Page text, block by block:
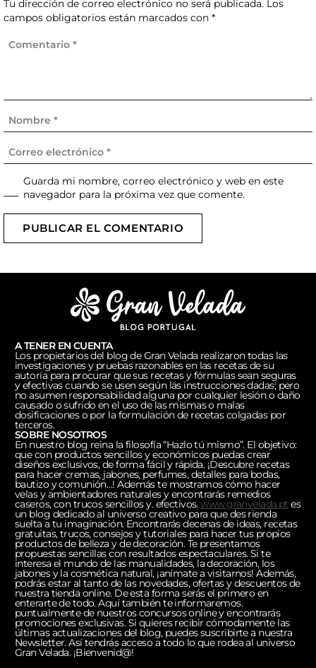
Tu dirección de correo electrónico no será publicada. Los
campos obligatorios están marcados con *
Guarda mi nombre, correo electrónico y web en este
navegador para la próxima vez que comente.
PUBLICAR EL COMENTARIO
A TENER EN CUENTA
Los propietarios del blog de Gran Velada realizaron todas las
investigaciones y pruebas razonables en las recetas de su
autoría para procurar que sus recetas y fórmulas sean seguras
y efectivas cuando se usen según las instrucciones dadas; pero
no asumen responsabilidad alguna por cualquier lesión o daño
causado o sufrido en el uso de las mismas o malas
dosificaciones o por la formulación de recetas colgadas por
terceros.
SOBRE NOSOTROS
En nuestro blog reina la filosofía “Hazlo tú mismo”. El objetivo:
que con productos sencillos y económicos puedas crear
diseños exclusivos, de forma fácil y rápida. ¡Descubre recetas
para hacer cremas, jabones, perfumes, detalles para bodas,
bautizo y comunión…! Además te mostramos cómo hacer
velas y ambientadores naturales y encontrarás remedios
caseros, con trucos sencillos y. efectivos.www.granvelada.pt es
un blog dedicado al universo creativo para que des rienda
suelta a tu imaginación. Encontrarás decenas de ideas, recetas
gratuitas, trucos, consejos y tutoriales para hacer tus propios
productos de belleza y de decoración. Te presentamos
propuestas sencillas con resultados espectaculares. Si te
interesa el mundo de las manualidades, la decoración, los
jabones y la cosmética natural, ¡anímate a visitarnos! Además,
podrás estar al tanto de las novedades, ofertas y descuentos de
nuestra tienda online. De esta forma serás el primero en
enterarte de todo. Aquí también te informaremos.
puntualmente de nuestros concursos online y encontrarás
promociones exclusivas. Si quieres recibir cómodamente las
últimas actualizaciones del blog, puedes suscribirte a nuestra
Newsletter. Así tendrás acceso a todo lo que rodea al universo
Gran Velada. ¡Bienvenid@!